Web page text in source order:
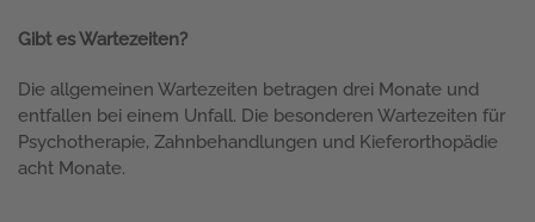
Gibt es Wartezeiten?
Die allgemeinen Wartezeiten betragen drei Monate und
entfallen bei einem Unfall. Die besonderen Wartezeiten für
Psychotherapie, Zahnbehandlungen und Kieferorthopädie
acht Monate.